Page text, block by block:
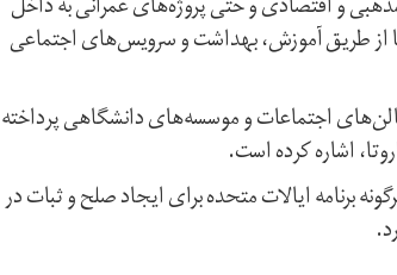
طریق آموزش، بهداشت و سرویس‌های اجتماعی
اجتماعات و موسسه‌های دانشگاهی پرداخته
اشاره کرده است.
برنامه ایالات متحده برای ایجاد صلح و ثبات در